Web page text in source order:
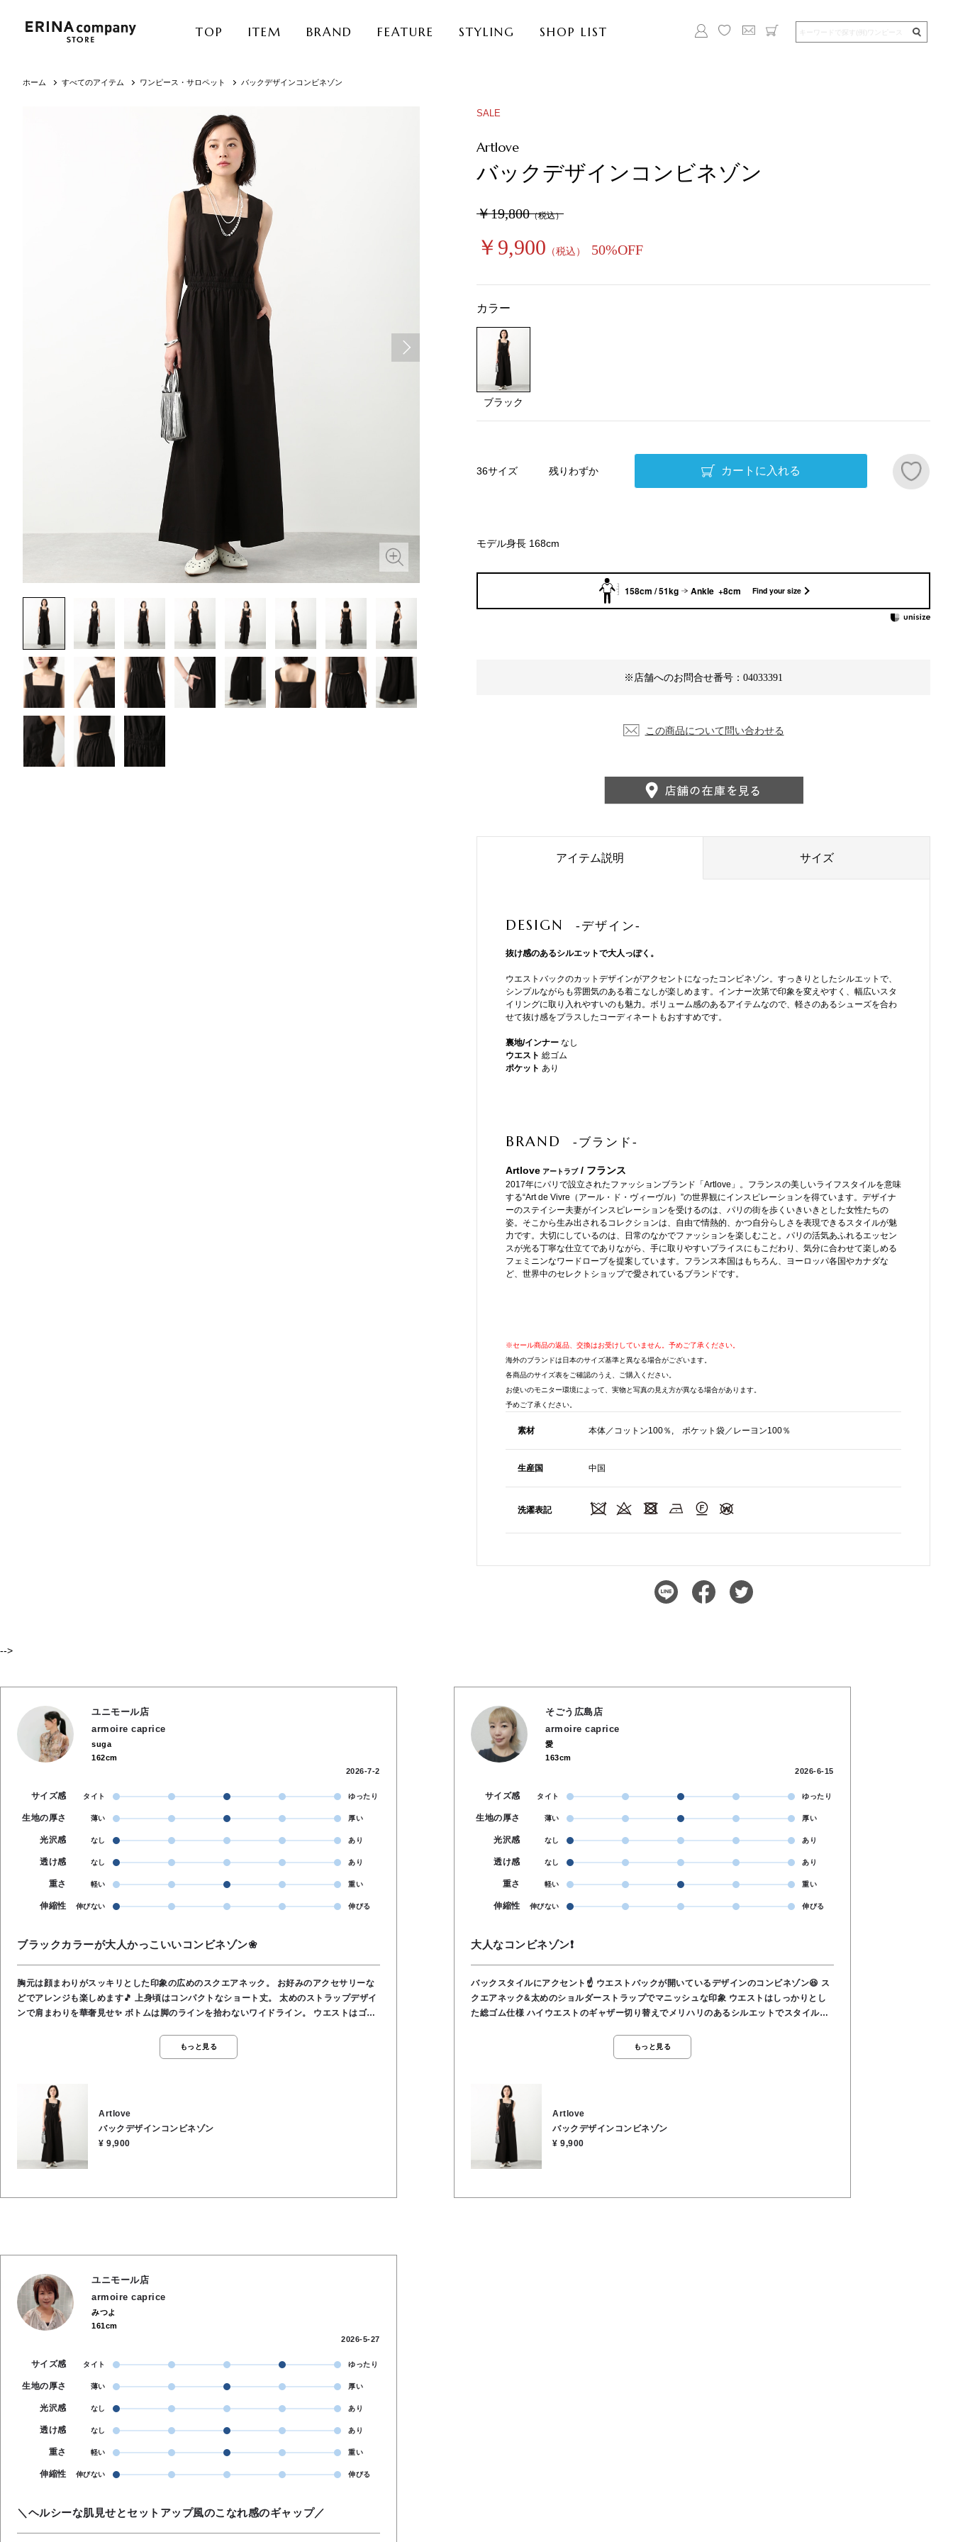
TOP ITEM BRAND FEATURE STYLING SHOP LIST
ホーム すべてのアイテム ワンピース・サロペット バックデザインコンビネゾン
SALE
バックデザインコンビネゾン
￥19,800（税込）
￥9,900 （税込） 50%OFF
※店舗へのお問合せ番号：04033391
158cm / 51kg Ankle +8cm Find your size
Artlove
カラー
ブラック
36サイズ 残りわずか カートに入れる
この商品について問い合わせる
モデル身長 168cm
アイテム説明 サイズ
DESIGN -デザイン-
抜け感のあるシルエットで大人っぽく。
ウエストバックのカットデザインがアクセントになったコンビネゾン。すっきりとしたシルエットで、
シンプルながらも雰囲気のある着こなしが楽しめます。インナー次第で印象を変えやすく、幅広いスタ
イリングに取り入れやすいのも魅力。ボリューム感のあるアイテムなので、軽さのあるシューズを合わ
せて抜け感をプラスしたコーディネートもおすすめです。
裏地/インナー なし
ウエスト 総ゴム
ポケット あり
BRAND -ブランド-
Artlove アートラブ/ フランス
2017年にパリで設立されたファッションブランド「Artlove」。フランスの美しいライフスタイルを意味
する“Art de Vivre（アール・ド・ヴィーヴル）”の世界観にインスピレーションを得ています。デザイナ
ーのステイシー夫妻がインスピレーションを受けるのは、パリの街を歩くいきいきとした女性たちの
姿。そこから生み出されるコレクションは、自由で情熱的、かつ自分らしさを表現できるスタイルが魅
力です。大切にしているのは、日常のなかでファッションを楽しむこと。パリの活気あふれるエッセン
スが光る丁寧な仕立てでありながら、手に取りやすいプライスにもこだわり、気分に合わせて楽しめる
フェミニンなワードローブを提案しています。フランス本国はもちろん、ヨーロッパ各国やカナダな
ど、世界中のセレクトショップで愛されているブランドです。
※セール商品の返品、交換はお受けしていません。予めご了承ください。
海外のブランドは日本のサイズ基準と異なる場合がございます。
各商品のサイズ表をご確認のうえ、ご購入ください。
お使いのモニター環境によって、実物と写真の見え方が異なる場合があります。
予めご了承ください。
素材 本体／コットン100％, ポケット袋／レーヨン100％
生産国 中国
洗濯表記
-->
ユニモール店
armoire caprice
suga
162cm
2026-7-2
サイズ感 タイト ゆったり
生地の厚さ 薄い 厚い
光沢感 なし あり
透け感 なし あり
重さ 軽い 重い
伸縮性 伸びない 伸びる
ブラックカラーが大人かっこいいコンビネゾン❀
胸元は顔まわりがスッキリとした印象の広めのスクエアネック。 お好みのアクセサリーな
どでアレンジも楽しめます🎵 上身頃はコンパクトなショート丈。 太めのストラップデザイ
ンで肩まわりを華奢見せ✨️ ボトムは脚のラインを拾わないワイドライン。 ウエストはゴム
シンプルに見せつつ、バックスタイルのセパレート風デザインがポイントです👑 ジャケッ
トやカーディガンを合わせたエレガントスタイルから、Tシャツ重ねに足元スニーカーのカ
100％ ポケット袋／レーヨン100％
もっと見る
Artlove
バックデザインコンビネゾン
¥ 9,900
そごう広島店
armoire caprice
愛
163cm
2026-6-15
サイズ感 タイト ゆったり
生地の厚さ 薄い 厚い
光沢感 なし あり
透け感 なし あり
重さ 軽い 重い
伸縮性 伸びない 伸びる
大人なコンビネゾン❗
バックスタイルにアクセント☝️ ウエストバックが開いているデザインのコンビネゾン😆 ス
クエアネック&太めのショルダーストラップでマニッシュな印象 ウエストはしっかりとし
た総ゴム仕様 ハイウエストのギャザー切り替えでメリハリのあるシルエットでスタイルア
し ●透け感 なし ●伸縮性 なし ●ポケット あり ●ウエスト 総ゴム
もっと見る
Artlove
バックデザインコンビネゾン
¥ 9,900
ユニモール店
armoire caprice
みつよ
161cm
2026-5-27
サイズ感 タイト ゆったり
生地の厚さ 薄い 厚い
光沢感 なし あり
透け感 なし あり
重さ 軽い 重い
伸縮性 伸びない 伸びる
＼ヘルシーな肌見せとセットアップ風のこなれ感のギャップ／